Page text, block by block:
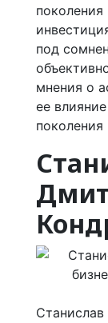
под
мнения о
ее
поколения